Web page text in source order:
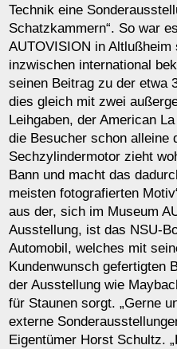
Technik eine
Schatzkammern“. So war
AUTOVISION in
inzwischen international
seinen Beitrag zu der etwa
dies gleich mit zwei
Leihgaben, der American
die Besucher schon alleine
Sechzylindermotor zieht
Bann und macht das
meisten fotografierten
aus der, sich im Museum
Ausstellung, ist das NSU-
Automobil, welches mit
Kundenwunsch gefertigten
der Ausstellung wie
für Staunen sorgt. „Gerne
externe
Eigentümer Horst Schultz.